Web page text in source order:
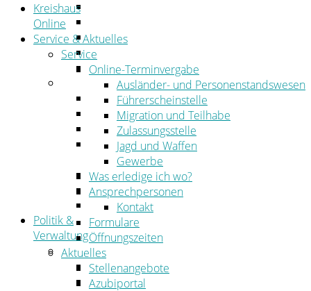
Ansprechpersonen
Formulare
Öffnungszeiten
Aktuelles
Stellenangebote
Azubiportal
Pressemitteilungen
Bekanntmachungen & öffentliche
Zustellungen
Kehrbezirksausschreibungen
Amtsblatt
Öffentliche Ausschreibungen
Politik &
Verwaltung
Politik
Kreistag
Kreistagsinformationssystem
Kreishaus
Online
Service & Aktuelles
Service
Online-Terminvergabe
Ausländer- und Personenstandswesen
Führerscheinstelle
Migration und Teilhabe
Zulassungsstelle
Jagd und Waffen
Gewerbe
Was erledige ich wo?
Ansprechpersonen
Kontakt
Formulare
Öffnungszeiten
Aktuelles
Stellenangebote
Azubiportal